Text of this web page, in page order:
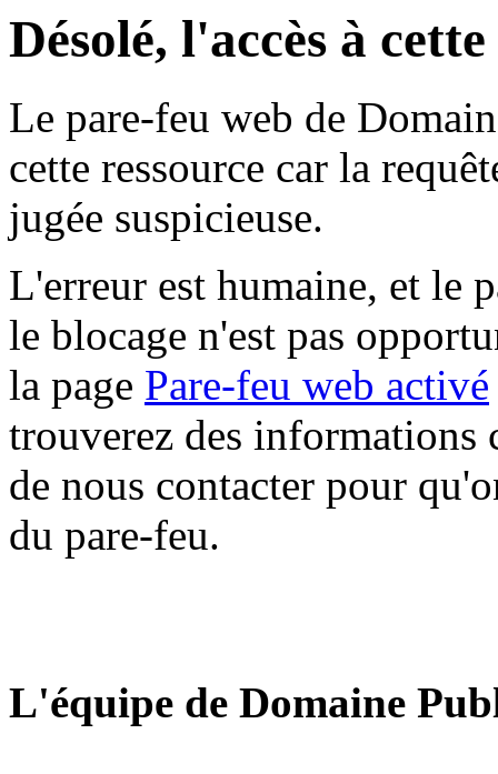
Désolé, l'accès à
Le pare-feu web de
cette ressource car la
jugée suspicieuse.
L'erreur est humaine, et le
le blocage n'est pas
la page Pare-feu web activé
trouverez des informations
de nous contacter pour
du pare-feu.
L'équipe de Domaine